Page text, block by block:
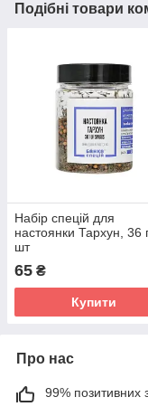
Подібні товари
Набір спецій для
настоянки Тархун, 36
шт
65 ₴
Купити
Про нас
99% позитивних